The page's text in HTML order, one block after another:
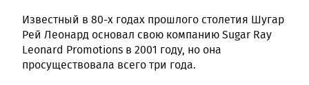
Известный в 80-х годах прошлого столетия Шугар
Рей Леонард основал свою компанию Sugar Ray
Leonard Promotions в 2001 году, но она
просуществовала всего три года.